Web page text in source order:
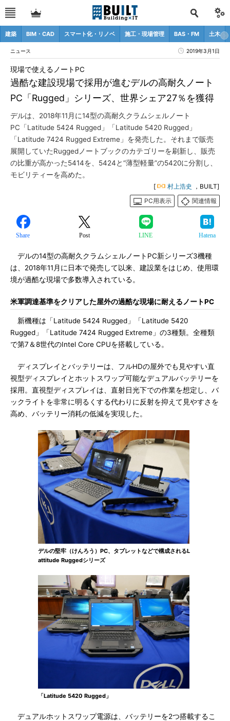
建築 BIM・CAD スマート化・リノベ 施工・現場管理 BAS・FM 土木
ニュース 2019年3月1日
過酷な建設現場で採用が進むデルの高耐久ノート
PC「Rugged」シリーズ、世界シェア27％を獲得
現場で使えるノートPC
デルは、2018年11月に14型の高耐久クラムシェルノート
PC「Latitude 5424 Rugged」「Latitude 5420 Rugged」
「Latitude 7424 Rugged Extreme」を発売した。それまで販売
展開していたRuggedノートブックのカテゴリーを刷新し、販売
の比重が高かった5414を、5424と“薄型軽量”の5420に分割し、
モビリティーを高めた。
[ 村上浩史
，BUILT]
PC用表示
関連情報
Share Post LINE Hatena
デルの14型の高耐久クラムシェルノートPC新シリーズ3機種
は、2018年11月に日本で発売して以来、建設業をはじめ、使用環
境が過酷な現場で多数導入されている。
米軍調達基準をクリアした屋外の過酷な現場に耐えるノートPC
新機種は「Latitude 5424 Rugged」「Latitude 5420
Rugged」「Latitude 7424 Rugged Extreme」の3種類。全種類
で第7＆8世代のIntel Core CPUを搭載している。
ディスプレイとバッテリーは、フルHDの屋外でも見やすい直
視型ディスプレイとホットスワップ可能なデュアルバッテリーを
採用。直視型ディスプレイは、直射日光下での作業を想定し、バ
ックライトを非常に明るくする代わりに反射を抑えて見やすさを
高め、バッテリー消耗の低減を実現した。
デルの堅牢（けんろう）PC、タブレットなどで構成されるL
attitude Ruggedシリーズ
「Latitude 5420 Rugged」
デュアルホットスワップ電源は、バッテリーを2つ搭載するこ